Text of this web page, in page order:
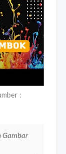
:
Gambar